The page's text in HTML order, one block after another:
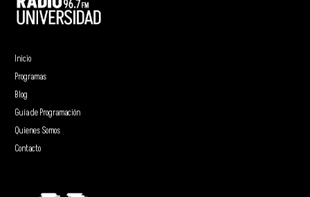
Inicio
Programas
Blog
Guía de Programación
Quienes Somos
Contacto